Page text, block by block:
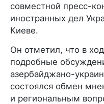
совместной пресс-
иностранных дел
Киеве.
Он отметил, что в
подробные
азербайджано-
состоялся обмен
и региональным